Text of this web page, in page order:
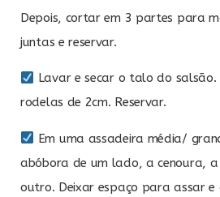
Depois, cortar em 3 partes para
juntas e reservar.
Lavar e secar o talo do salsão.
rodelas de 2cm. Reservar.
Em uma assadeira média/
abóbora de um lado, a cenoura,
outro. Deixar espaço para assar